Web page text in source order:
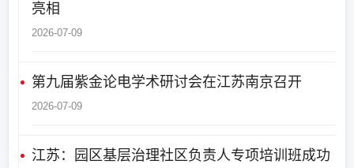
亮相
2026-07-09
第九届紫金论电学术研讨会在江苏南京召开
2026-07-09
江苏：园区基层治理社区负责人专项培训班成功